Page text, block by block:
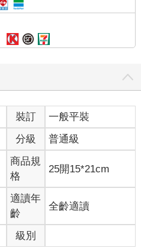
裝訂
一般平裝
分級 普通級
商品規
格
25開15*21cm
適讀年
齡
全齡適讀
級別